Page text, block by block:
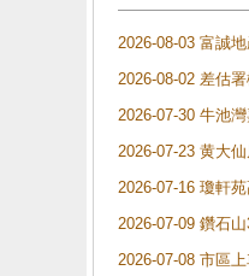
2026-08-03 富誠
2026-08-02 差估
2026-07-30 牛池
2026-07-23 黄大
2026-07-16 瓊軒
2026-07-09 鑽石
2026-07-08 市區